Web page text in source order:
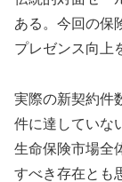
ある。今回の保
プレゼンス向上
実際の新契約件
件に達していな
生命保険市場全
すべき存在とも